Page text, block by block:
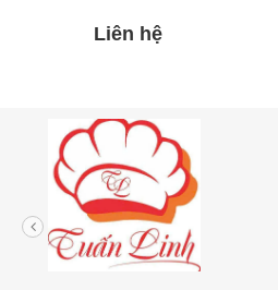
Liên hệ